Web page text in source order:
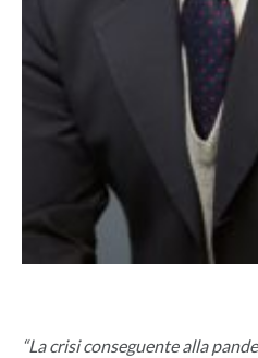
“La crisi conseguente alla